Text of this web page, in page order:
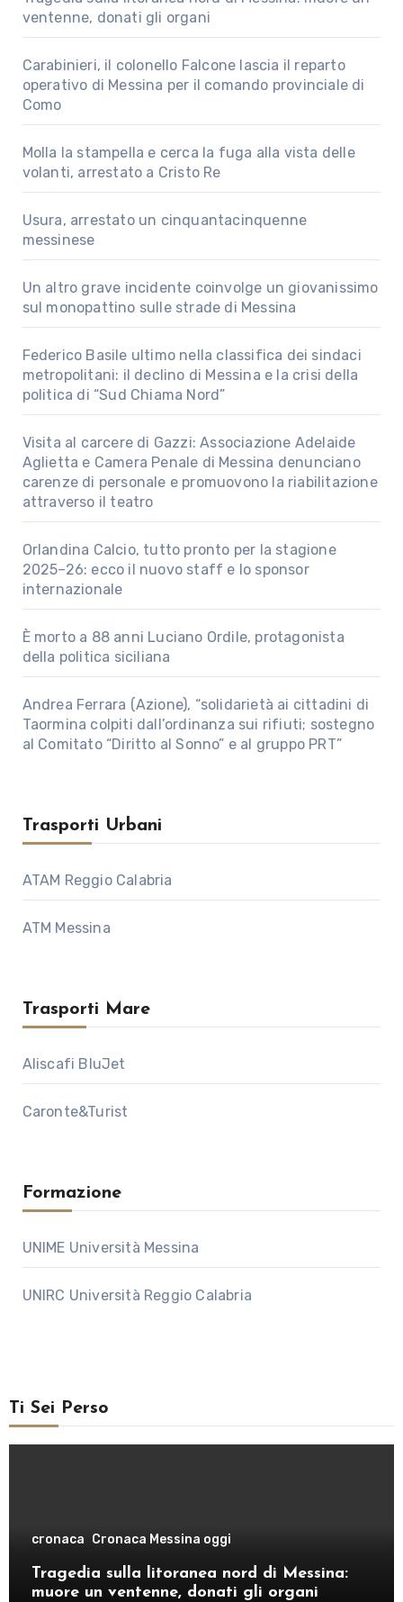
ventenne, donati gli organi
Carabinieri, il colonello Falcone lascia il reparto
operativo di Messina per il comando provinciale di
Como
Molla la stampella e cerca la fuga alla vista delle
volanti, arrestato a Cristo Re
Usura, arrestato un cinquantacinquenne
messinese
Un altro grave incidente coinvolge un giovanissimo
sul monopattino sulle strade di Messina
Federico Basile ultimo nella classifica dei sindaci
metropolitani: il declino di Messina e la crisi della
politica di “Sud Chiama Nord”
Visita al carcere di Gazzi: Associazione Adelaide
Aglietta e Camera Penale di Messina denunciano
carenze di personale e promuovono la riabilitazione
attraverso il teatro
Orlandina Calcio, tutto pronto per la stagione
2025–26: ecco il nuovo staff e lo sponsor
internazionale
È morto a 88 anni Luciano Ordile, protagonista
della politica siciliana
Andrea Ferrara (Azione), “solidarietà ai cittadini di
Taormina colpiti dall’ordinanza sui rifiuti; sostegno
al Comitato “Diritto al Sonno” e al gruppo PRT”
Trasporti Urbani
ATAM Reggio Calabria
ATM Messina
Trasporti Mare
Aliscafi BluJet
Caronte&Turist
Formazione
UNIME Università Messina
UNIRC Università Reggio Calabria
Ti Sei Perso
cronaca Cronaca Messina oggi
Tragedia sulla litoranea nord di Messina:
muore un ventenne, donati gli organi